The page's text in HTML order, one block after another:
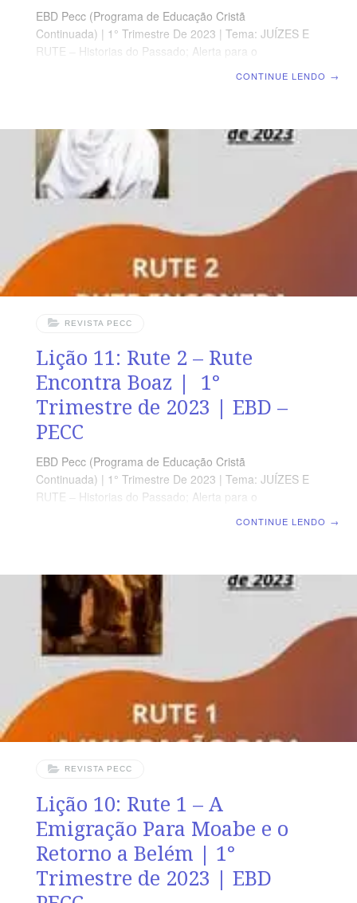
EBD Pecc (Programa de Educação Cristã
Continuada) | 1° Trimestre De 2023 | Tema: JUÍZES E
RUTE – Historias do Passado; Alerta para o
resgatador. Rute 3.9 Leitura Bíblica Com Todos Rute
3.1-18 Verdade Prática Deus desempenha o seu
trabalho através dos crentes que aproveitam
oportunidades inesperadas como sendo presentes de
CONTINUE LENDO →
REVISTA PECC
Lição 11: Rute 2 – Rute
Encontra Boaz | 1°
Trimestre de 2023 | EBD –
PECC
EBD Pecc (Programa de Educação Cristã
Continuada) | 1° Trimestre De 2023 | Tema: JUÍZES E
RUTE – Historias do Passado; Alerta para o
2.12 Leitura Bíblica Com Todos Rute 2.1-23 Verdade
Prática A providência divina toma forma na vida do
crente por meio das ações humanas e é assim que
podemos ver que
CONTINUE LENDO →
REVISTA PECC
Lição 10: Rute 1 – A
Emigração Para Moabe e o
Retorno a Belém | 1°
Trimestre de 2023 | EBD